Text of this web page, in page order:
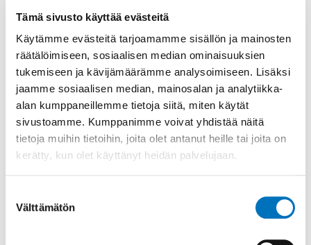
Tämä sivusto käyttää evästeitä
Käytämme evästeitä tarjoamamme sisällön ja mainosten
räätälöimiseen, sosiaalisen median ominaisuuksien
tukemiseen ja kävijämäärämme analysoimiseen. Lisäksi
jaamme sosiaalisen median, mainosalan ja analytiikka-
alan kumppaneillemme tietoja siitä, miten käytät
sivustoamme. Kumppanimme voivat yhdistää näitä
tietoja muihin tietoihin, joita olet antanut heille tai joita on
kerätty, kun olet käyttänyt heidän palvelujaan.
valinta
Välttämätön
omavastuuosuutta.
Jaa sosiaalisessa mediassa